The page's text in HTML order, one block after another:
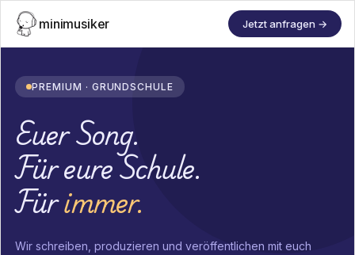
minimusiker Jetzt anfragen →
PREMIUM · GRUNDSCHULE
Euer Song.
Für eure Schule.
Fürimmer.
Wir schreiben, produzieren und veröffentlichen mit euch